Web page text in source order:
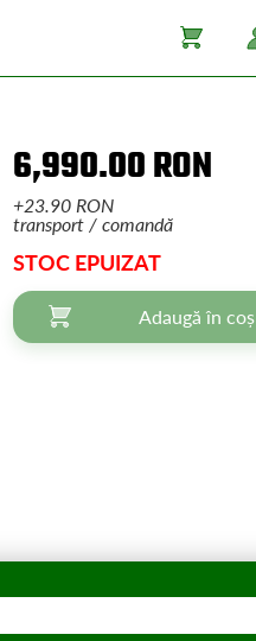
6,990.00 RON
+23.90 RON
transport / comandă
STOC EPUIZAT
Adaugă în coș